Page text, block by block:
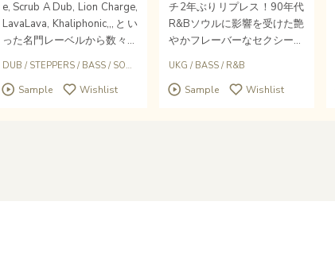
e, Scrub A Dub, Lion Charge,
LavaLava, Khaliphonic,,,とい
った名門レーベルから数々の
Sポートランド・オレゴン鬼
才デュオAlter Echo & E3が、
DUB / STEPPERS/ BASS/ SOUND SYSTEM
Sample Wishlist
チ2年ぶりリプレス！90年代
R&Bソウルに影響を受けた艶
やかフレーバーなセクシー・
ック。LTDホワイト・スタン
プ盤12インチ3トラック。レ
UKG / BASS / R&B
Sample Wishlist